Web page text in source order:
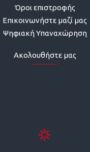
Όροι επιστροφής
Επικοινωνήστε μαζί μας
Ψηφιακή Υπαναχώρηση
Ακολουθήστε μας